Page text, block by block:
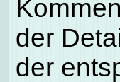
der
der